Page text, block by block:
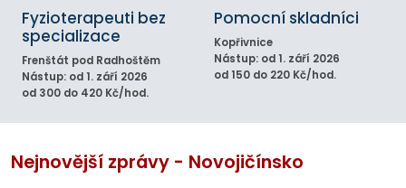
Fyzioterapeuti bez
specializace
Frenštát pod Radhoštěm
Nástup: od 1. září 2026
od 300 do 420 Kč/hod.
Pomocní skladníci
Kopřivnice
Nástup: od 1. září 2026
od 150 do 220 Kč/hod.
Nejnovější zprávy - Novojičínsko